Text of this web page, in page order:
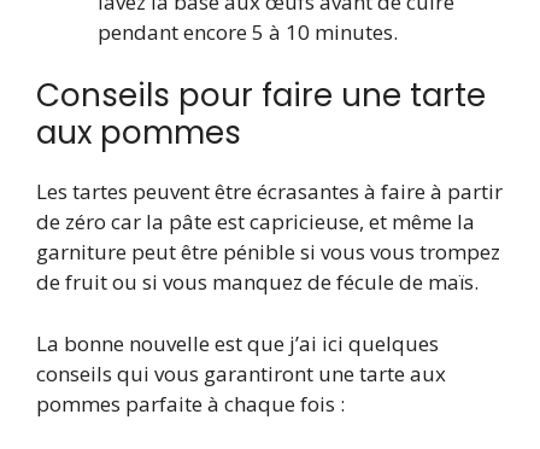
pendant encore 5 à 10 minutes.
Conseils pour faire une tarte
aux pommes
Les tartes peuvent être écrasantes à faire à partir
de zéro car la pâte est capricieuse, et même la
garniture peut être pénible si vous vous trompez
de fruit ou si vous manquez de fécule de maïs.
La bonne nouvelle est que j’ai ici quelques
conseils qui vous garantiront une tarte aux
pommes parfaite à chaque fois :